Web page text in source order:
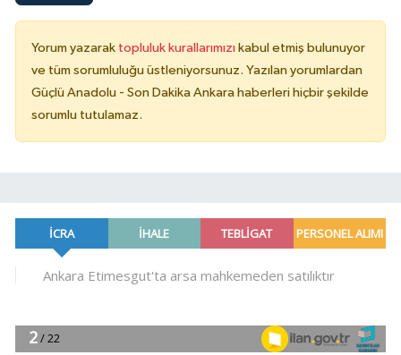
Yorum yazarak topluluk kurallarımızı kabul etmiş bulunuyor
ve tüm sorumluluğu üstleniyorsunuz. Yazılan yorumlardan
Güçlü Anadolu - Son Dakika Ankara haberleri hiçbir şekilde
sorumlu tutulamaz.